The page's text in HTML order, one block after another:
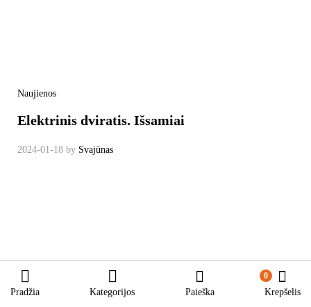
Naujienos
Elektrinis dviratis. Išsamiai
2024-01-18 by Svajūnas
Pradžia Kategorijos Paieška
0
Krepšelis